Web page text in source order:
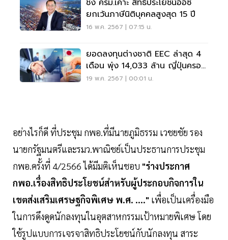
ชง ครม.เคาะ สิทธิประโยชน์อีอีซี
ยกเว้นภาษีนิติบุคคลสูงสุด 15 ปี
16 พ.ค. 2567 | 07:15 น.
ยอดลงทุนต่างชาติ EEC ล่าสุด 4
เดือน พุ่ง 14,033 ล้าน ญี่ปุ่นครอง
แชมป์
19 พ.ค. 2567 | 00:01 น.
อย่างไรก็ดี ที่ประชุม กพอ.ที่มีนายภูมิธรรม เวชยชัย รอง
นายกรัฐมนตรีและรมว.พาณิชย์เป็นประธานการประชุม
กพอ.ครั้งที่ 4/2566 ได้มีมติเห็นชอบ "ร่างประกาศ
กพอ.เรื่องสิทธิประโยชน์สำหรับผู้ประกอบกิจการใน
เขตส่งเสริมเศรษฐกิจพิเศษ พ.ศ. ...." เพื่อเป็นเครื่องมือ
ในการดึงดูดนักลงทุนในอุตสาหกรรมเป้าหมายพิเศษ โดย
ใช้รูปแบบการเจรจาสิทธิประโยชน์กับนักลงทุน สาระ